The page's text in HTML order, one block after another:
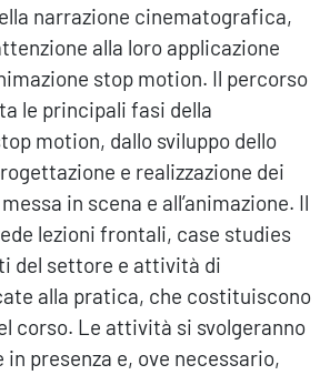
narrazione cinematografica,
alla loro applicazione
stop motion. Il percorso
le principali fasi della
motion, dallo sviluppo dello
e realizzazione dei
in scena e all’animazione. Il
lezioni frontali, case studies
del settore e attività di
alla pratica, che costituiscono
corso. Le attività si svolgeranno
presenza e, ove necessario,